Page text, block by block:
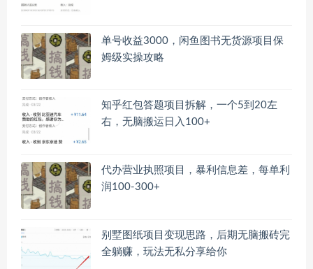
单号收益3000，闲鱼图书无货源项目保
姆级实操攻略
知乎红包答题项目拆解，一个5到20左
右，无脑搬运日入100+
代办营业执照项目，暴利信息差，每单利
润100-300+
别墅图纸项目变现思路，后期无脑搬砖完
全躺赚，玩法无私分享给你